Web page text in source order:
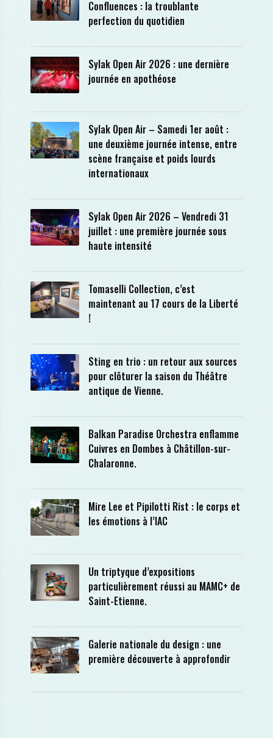
Confluences : la troublante
perfection du quotidien
Sylak Open Air 2026 : une dernière
journée en apothéose
Sylak Open Air – Samedi 1er août :
une deuxième journée intense, entre
scène française et poids lourds
internationaux
Sylak Open Air 2026 – Vendredi 31
juillet : une première journée sous
haute intensité
Tomaselli Collection, c’est
maintenant au 17 cours de la Liberté
!
Sting en trio : un retour aux sources
pour clôturer la saison du Théâtre
antique de Vienne.
Balkan Paradise Orchestra enflamme
Cuivres en Dombes à Châtillon-sur-
Chalaronne.
Mire Lee et Pipilotti Rist : le corps et
les émotions à l’IAC
Un triptyque d’expositions
particulièrement réussi au MAMC+ de
Saint-Etienne.
Galerie nationale du design : une
première découverte à approfondir